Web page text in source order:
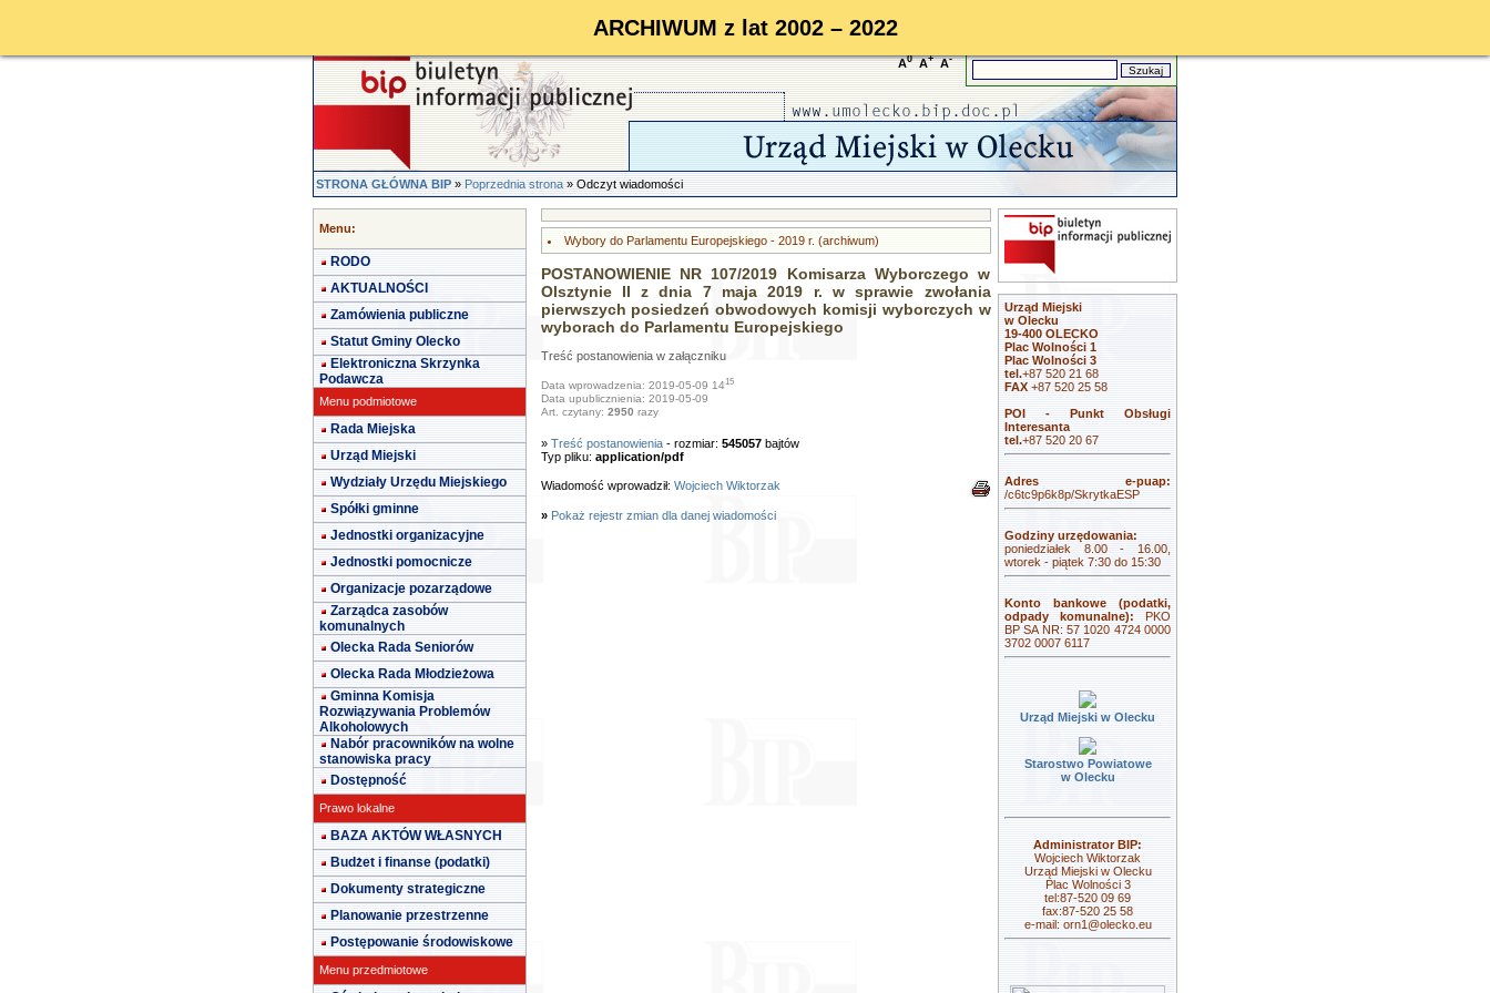
ARCHIWUM z lat 2002 – 2022
A0 A+ A-
STRONA GŁÓWNA BIP»Poprzednia strona» Odczyt wiadomości
Menu:
RODO
AKTUALNOŚCI
Zamówienia publiczne
Statut Gminy Olecko
Elektroniczna Skrzynka
Podawcza
Menu podmiotowe
Rada Miejska
Urząd Miejski
Wydziały Urzędu Miejskiego
Spółki gminne
Jednostki organizacyjne
Jednostki pomocnicze
Organizacje pozarządowe
Zarządca zasobów
komunalnych
Olecka Rada Seniorów
Olecka Rada Młodzieżowa
Gminna Komisja
Rozwiązywania Problemów
Alkoholowych
Nabór pracowników na wolne
stanowiska pracy
Dostępność
Prawo lokalne
BAZA AKTÓW WŁASNYCH
Budżet i finanse (podatki)
Dokumenty strategiczne
Planowanie przestrzenne
Postępowanie środowiskowe
Menu przedmiotowe
Wybory do Parlamentu Europejskiego - 2019 r. (archiwum)
POSTANOWIENIE NR 107/2019 Komisarza Wyborczego w
Olsztynie II z dnia 7 maja 2019 r. w sprawie zwołania
pierwszych posiedzeń obwodowych komisji wyborczych w
wyborach do Parlamentu Europejskiego
Treść postanowienia w załączniku
Data wprowadzenia: 2019-05-09 1415
Data upublicznienia: 2019-05-09
Art. czytany: 2950 razy
» Treść postanowienia- rozmiar: 545057bajtów
Typ pliku: application/pdf
Wiadomość wprowadził: Wojciech Wiktorzak
» Pokaż rejestr zmian dla danej wiadomości
Urząd Miejski
w Olecku
19-400 OLECKO
Plac Wolności 1
Plac Wolności 3
tel.+87 520 21 68
FAX +87 520 25 58
POI - Punkt Obsługi
Interesanta
tel.+87 520 20 67
Adres e-puap:
/c6tc9p6k8p/SkrytkaESP
Godziny urzędowania:
poniedziałek 8.00 - 16.00,
wtorek - piątek 7:30 do 15:30
Konto bankowe (podatki,
odpady komunalne): PKO
BP SA NR: 57 1020 4724 0000
3702 0007 6117
Urząd Miejski w Olecku
Starostwo Powiatowe
w Olecku
Administrator BIP:
Wojciech Wiktorzak
Urząd Miejski w Olecku
Plac Wolności 3
tel:87-520 09 69
fax:87-520 25 58
e-mail: orn1@olecko.eu